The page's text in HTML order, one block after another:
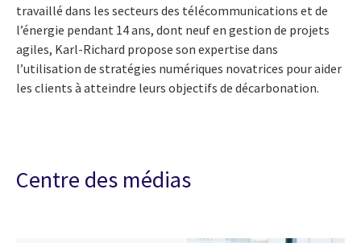
travaillé dans les secteurs des télécommunications et de
l’énergie pendant 14 ans, dont neuf en gestion de projets
agiles, Karl-Richard propose son expertise dans
l’utilisation de stratégies numériques novatrices pour aider
les clients à atteindre leurs objectifs de décarbonation.
Centre des médias